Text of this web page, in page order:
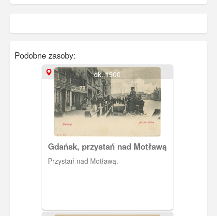
Podobne zasoby:
ok. 1900
Gdańsk, przystań nad Motławą
Przystań nad Motławą.